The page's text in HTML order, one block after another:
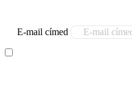
E-mail címed